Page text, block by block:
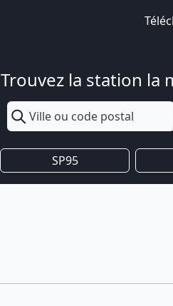
Trouvez la station la
SP95